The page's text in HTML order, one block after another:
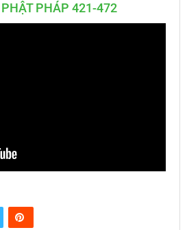
PHẬT PHÁP 421-472